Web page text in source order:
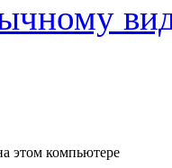
этом компьютере